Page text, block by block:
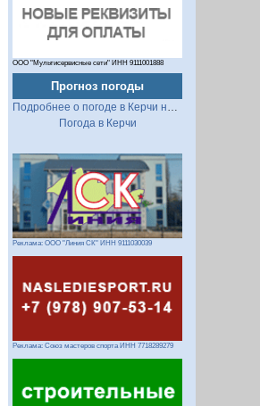
ООО "Мультисервисные сети" ИНН 9111001888
Прогноз погоды
Подробнее о погоде в Керчи на 2 недели
Погода в Керчи
Реклама: ООО "Линия СК" ИНН 9111030039
Реклама: Союз мастеров спорта ИНН 7718289279